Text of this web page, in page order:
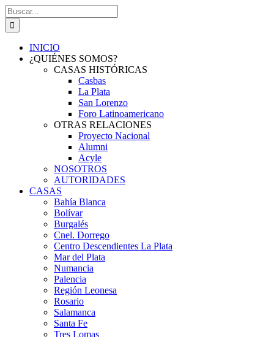
Saltar
al
contenido
Buscar:
INICIO
¿QUIÉNES SOMOS?
CASAS HISTÓRICAS
Casbas
La Plata
San Lorenzo
Foro Latinoamericano
OTRAS RELACIONES
Proyecto Nacional
Alumni
Acyle
NOSOTROS
AUTORIDADES
CASAS
Bahía Blanca
Bolívar
Burgalés
Cnel. Dorrego
Centro Descendientes La Plata
Mar del Plata
Numancia
Palencia
Región Leonesa
Rosario
Salamanca
Santa Fe
Tres Lomas